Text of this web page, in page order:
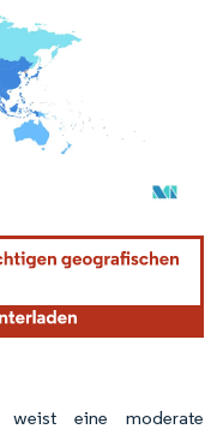
Namensnennung gemäß
weist eine moderate